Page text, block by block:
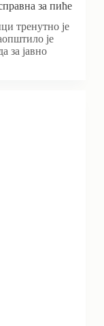
за пиће
тренутно је
је
за јавно